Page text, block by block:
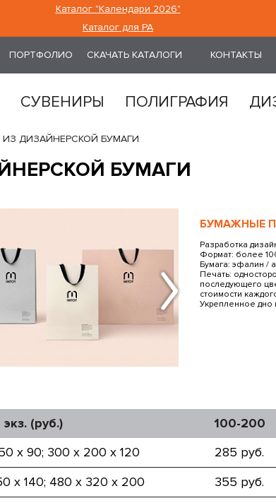
Каталог "Календари 2026"
Каталог для РА
ПОРТФОЛИО СКАЧАТЬ КАТАЛОГИ КОНТАКТЫ
СУВЕНИРЫ ПОЛИГРАФИЯ
ДИЗАЙНЕРСКОЙ БУМАГИ
БУМАГИ
БУМАЖНЫЕ
Разработка
Формат: более
Бумага: эфалин /
Печать:
последующего
стоимости
Укрепленное дно
(руб.) 100-200
х 90; 300 х 200 х 120
285 руб.
х 140; 480 х 320 х 200
355 руб.